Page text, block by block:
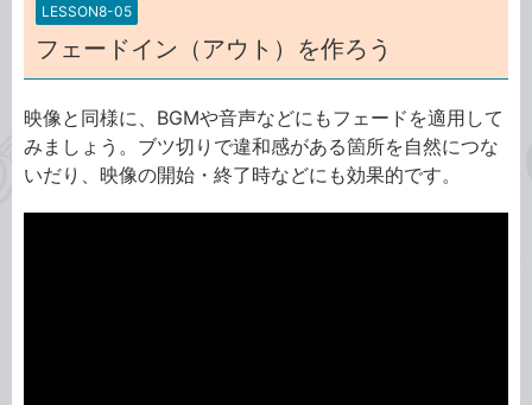
LESSON8-05
フェードイン（アウト）を作ろう
映像と同様に、BGMや音声などにもフェードを適用して
みましょう。ブツ切りで違和感がある箇所を自然につな
いだり、映像の開始・終了時などにも効果的です。